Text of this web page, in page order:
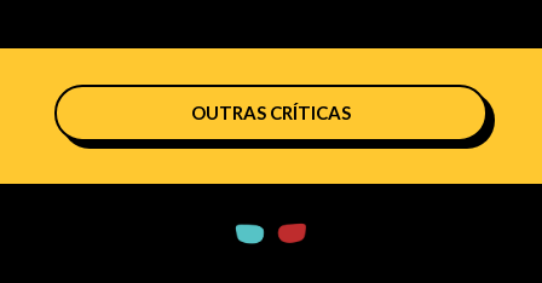
OUTRAS CRÍTICAS